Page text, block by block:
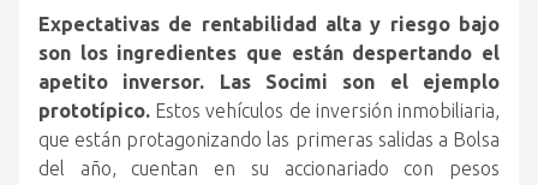
Expectativas de rentabilidad alta y riesgo bajo
son los ingredientes que están despertando el
apetito inversor.
Las Socimi son el ejemplo
prototípico. Estos vehículos de inversión inmobiliaria,
que están protagonizando las primeras salidas a Bolsa
del año, cuentan en su accionariado con pesos